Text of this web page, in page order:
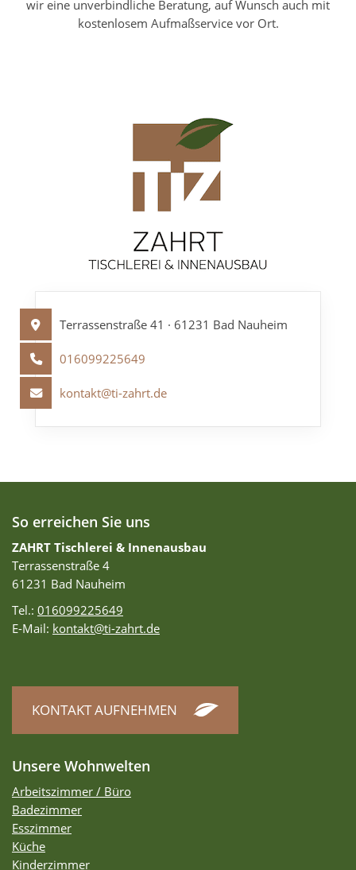
wir eine unverbindliche Beratung, auf Wunsch auch mit
kostenlosem Aufmaßservice vor Ort.
Terrassenstraße 41 · 61231 Bad Nauheim
016099225649
kontakt@ti-zahrt.de
So erreichen Sie uns
ZAHRT Tischlerei & Innenausbau
Terrassenstraße 4
61231 Bad Nauheim
Tel.: 016099225649
E-Mail: kontakt@ti-zahrt.de
KONTAKT AUFNEHMEN
Unsere Wohnwelten
Arbeitszimmer / Büro
Badezimmer
Esszimmer
Küche
Kinderzimmer